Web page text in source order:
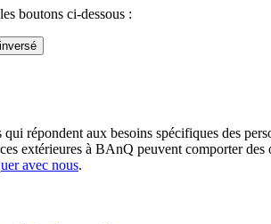
boutons ci-dessous :
répondent aux besoins spécifiques des
extérieures à BAnQ peuvent comporter
avec nous.